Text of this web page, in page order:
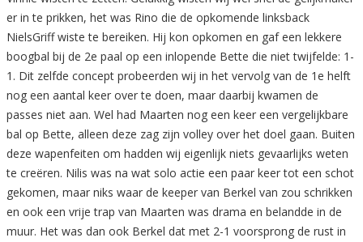
er in te prikken, het was Rino die de opkomende linksback
NielsGriff wiste te bereiken. Hij kon opkomen en gaf een lekkere
boogbal bij de 2e paal op een inlopende Bette die niet twijfelde: 1-
1. Dit zelfde concept probeerden wij in het vervolg van de 1e helft
nog een aantal keer over te doen, maar daarbij kwamen de
passes niet aan. Wel had Maarten nog een keer een vergelijkbare
bal op Bette, alleen deze zag zijn volley over het doel gaan. Buiten
deze wapenfeiten om hadden wij eigenlijk niets gevaarlijks weten
te creëren. Nilis was na wat solo actie een paar keer tot een schot
gekomen, maar niks waar de keeper van Berkel van zou schrikken
en ook een vrije trap van Maarten was drama en belandde in de
muur. Het was dan ook Berkel dat met 2-1 voorsprong de rust in